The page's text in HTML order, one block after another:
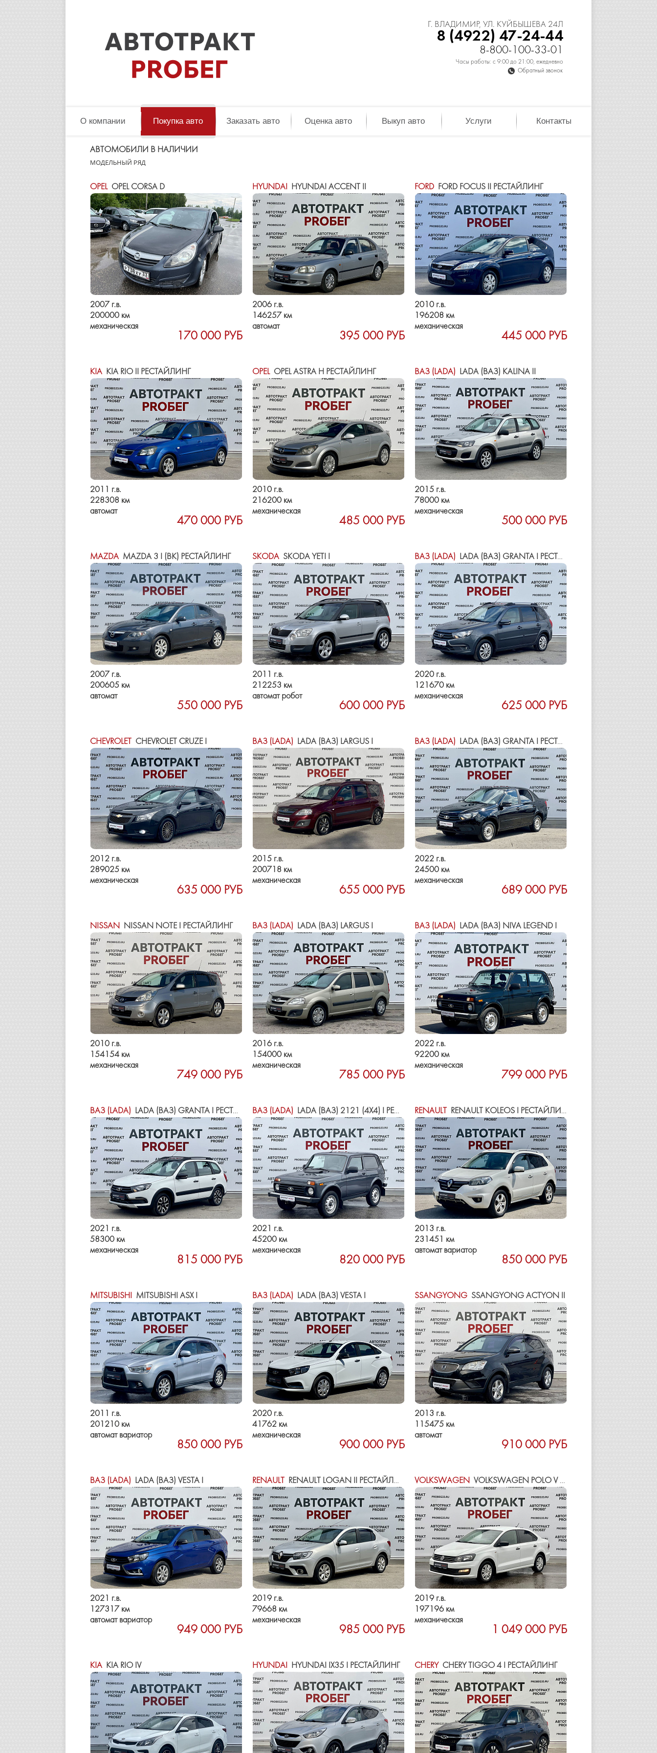
Г. ВЛАДИМИР, УЛ. КУЙБЫШЕВА 24Л
8 (4922) 47-24-44
8-800-100-33-01
Часы работы: с 9:00 до 21:00, ежедневно
Обратный звонок
О компании Покупка авто Заказать авто Оценка авто Выкуп авто Услуги Контакты
АВТОМОБИЛИ В НАЛИЧИИ
МОДЕЛЬНЫЙ РЯД
OPELOPEL CORSA D
2007 г.в.
200000 км
механическая
170 000 РУБ
HYUNDAI HYUNDAI ACCENT II
2006 г.в.
146257 км
автомат
395 000 РУБ
FORDFORD FOCUS II РЕСТАЙЛИНГ
2010 г.в.
196208 км
механическая
445 000 РУБ
KIA KIA RIO II РЕСТАЙЛИНГ
2011 г.в.
228308 км
автомат
470 000 РУБ
OPELOPEL ASTRA H РЕСТАЙЛИНГ
2010 г.в.
216200 км
механическая
485 000 РУБ
ВАЗ (LADA) LADA (ВАЗ) KALINA II
2015 г.в.
78000 км
механическая
500 000 РУБ
MAZDA MAZDA 3 I (BK) РЕСТАЙЛИНГ
2007 г.в.
200605 км
автомат
550 000 РУБ
SKODA SKODA YETI I
2011 г.в.
212253 км
автомат робот
600 000 РУБ
ВАЗ (LADA) LADA (ВАЗ) GRANTA I РЕСТАЙЛИНГ
2020 г.в.
121670 км
механическая
625 000 РУБ
CHEVROLET CHEVROLET CRUZE I
2012 г.в.
289025 км
механическая
635 000 РУБ
ВАЗ (LADA) LADA (ВАЗ) LARGUS I
2015 г.в.
200718 км
механическая
655 000 РУБ
ВАЗ (LADA) LADA (ВАЗ) GRANTA I РЕСТАЙЛИНГ
2022 г.в.
24500 км
механическая
689 000 РУБ
NISSAN NISSAN NOTE I РЕСТАЙЛИНГ
2010 г.в.
154154 км
механическая
749 000 РУБ
ВАЗ (LADA) LADA (ВАЗ) LARGUS I
2016 г.в.
154000 км
механическая
785 000 РУБ
ВАЗ (LADA) LADA (ВАЗ) NIVA LEGEND I
2022 г.в.
92200 км
механическая
799 000 РУБ
ВАЗ (LADA) LADA (ВАЗ) GRANTA I РЕСТАЙЛИНГ
2021 г.в.
58300 км
механическая
815 000 РУБ
ВАЗ (LADA) LADA (ВАЗ) 2121 (4X4) I РЕСТАЙЛИНГ (2020)
2021 г.в.
45200 км
механическая
820 000 РУБ
RENAULT RENAULT KOLEOS I РЕСТАЙЛИНГ
2013 г.в.
231451 км
автомат вариатор
850 000 РУБ
MITSUBISHI MITSUBISHI ASX I
2011 г.в.
201210 км
автомат вариатор
850 000 РУБ
ВАЗ (LADA) LADA (ВАЗ) VESTA I
2020 г.в.
41762 км
механическая
900 000 РУБ
SSANGYONGSSANGYONG ACTYON II
2013 г.в.
115475 км
автомат
910 000 РУБ
ВАЗ (LADA) LADA (ВАЗ) VESTA I
2021 г.в.
127317 км
автомат вариатор
949 000 РУБ
RENAULT RENAULT LOGAN II РЕСТАЙЛИНГ
2019 г.в.
79668 км
механическая
985 000 РУБ
VOLKSWAGEN VOLKSWAGEN POLO V РЕСТАЙЛИНГ
2019 г.в.
197196 км
механическая
1 049 000 РУБ
KIA KIA RIO IV HYUNDAI HYUNDAI IX35 I РЕСТАЙЛИНГ CHERYCHERY TIGGO 4 I РЕСТАЙЛИНГ